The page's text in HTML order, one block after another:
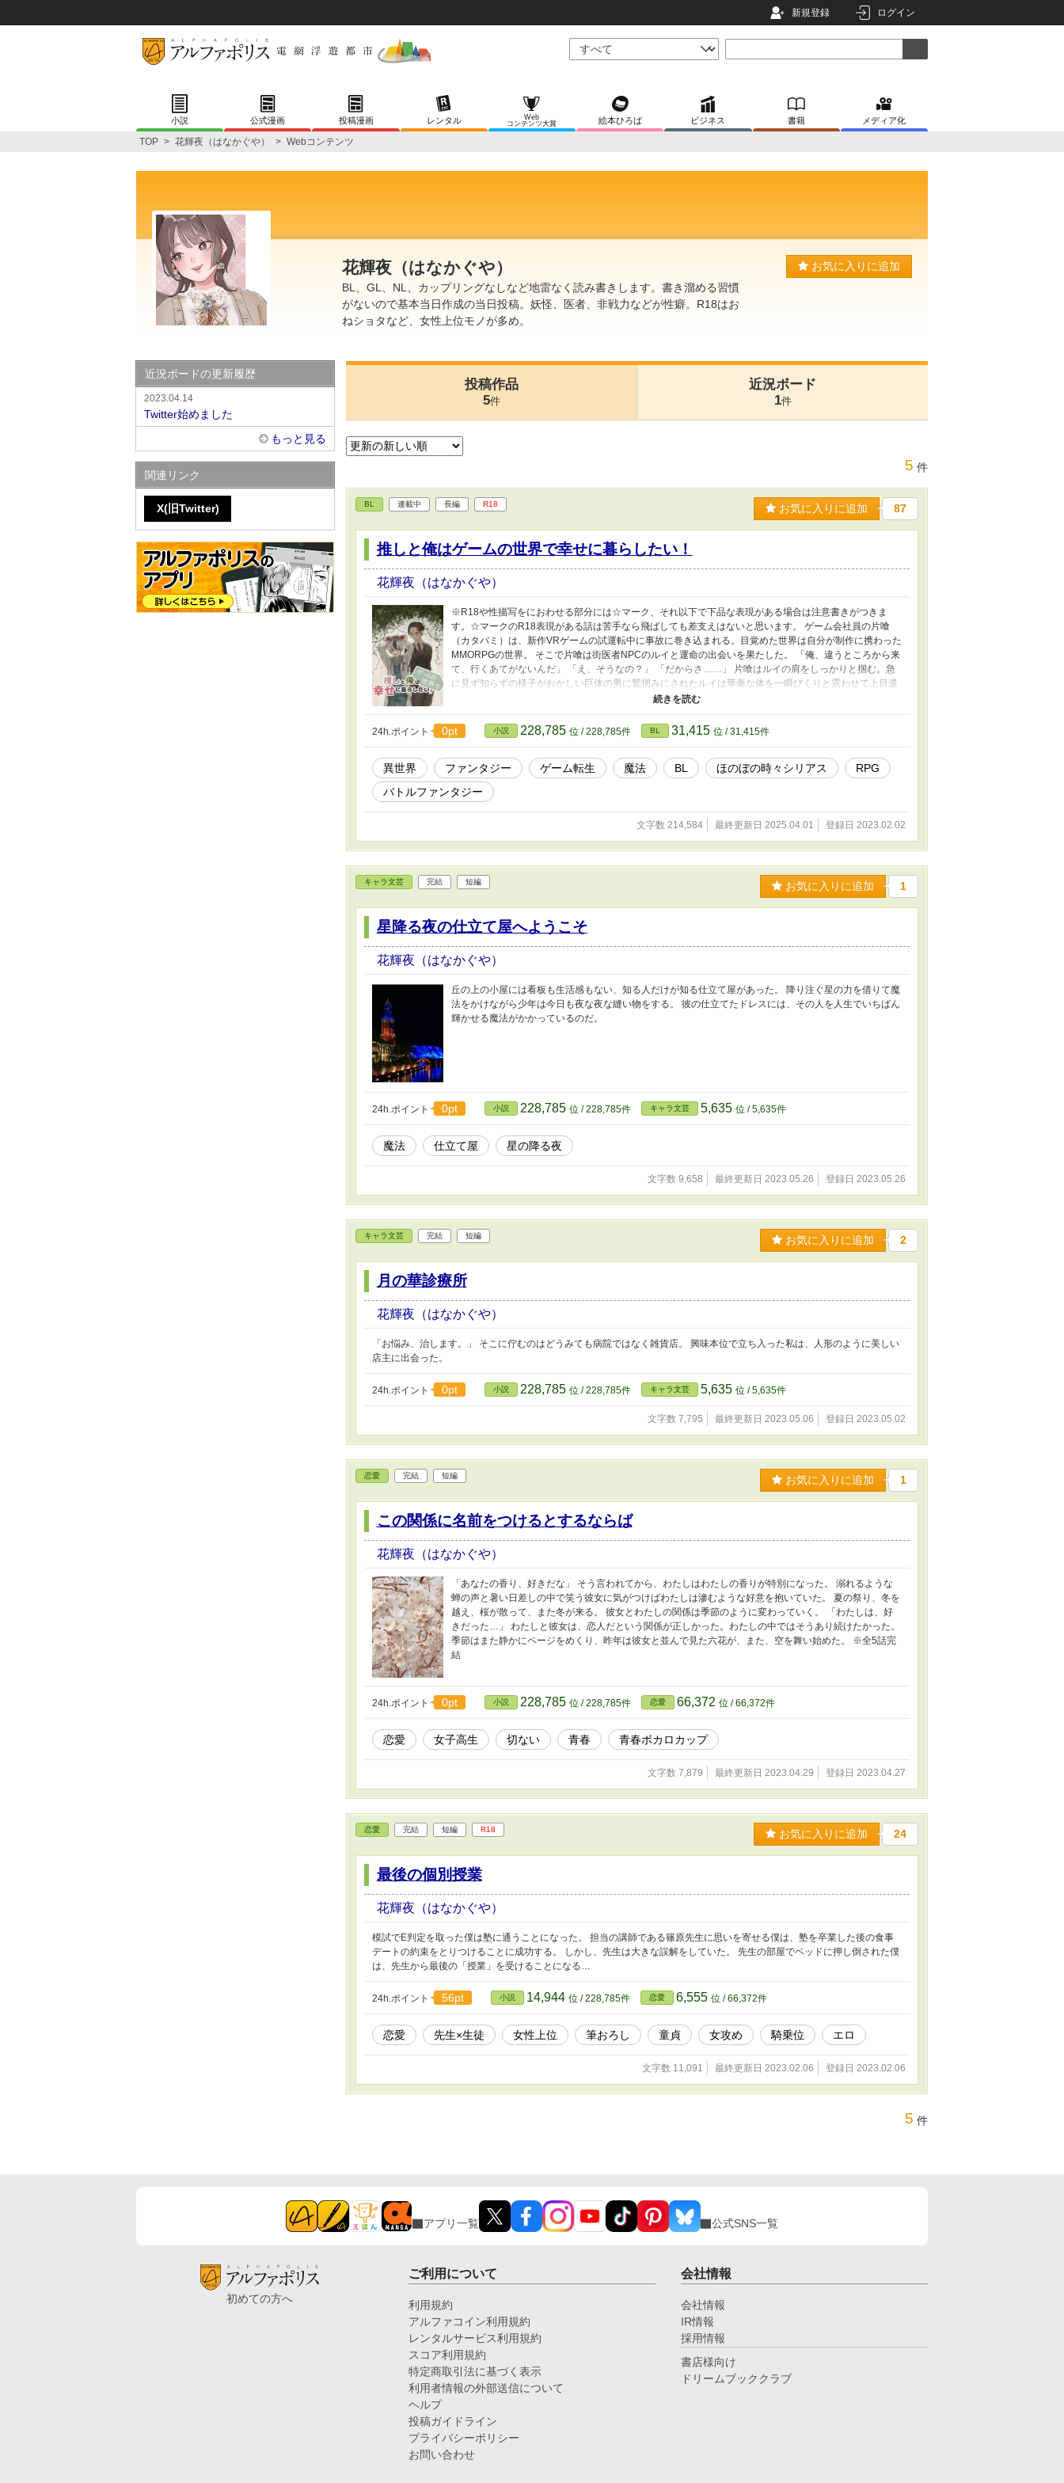
新規登録 ログイン
小説 公式漫画 投稿漫画 レンタル
Web
コンテンツ大賞
絵本ひろば ビジネス 書籍 メディア化
TOP > 花輝夜（はなかぐや） > Webコンテンツ
花輝夜（はなかぐや）
BL、GL、NL、カップリングなしなど地雷なく読み書きします。書き溜める習慣
がないので基本当日作成の当日投稿。妖怪、医者、非戦力などが性癖。R18はお
ねショタなど、女性上位モノが多め。
お気に入りに追加
投稿作品
5件
近況ボード
1件
5 件
BL 連載中 長編 R18 お気に入りに追加 87
推しと俺はゲームの世界で幸せに暮らしたい！
花輝夜（はなかぐや）
※R18や性描写をにおわせる部分には☆マーク、それ以下で下品な表現がある場合は注意書きがつきま
す。☆マークのR18表現がある話は苦手なら飛ばしても差支えはないと思います。 ゲーム会社員の片喰
（カタバミ）は、新作VRゲームの試運転中に事故に巻き込まれる。目覚めた世界は自分が制作に携わった
MMORPGの世界。 そこで片喰は街医者NPCのルイと運命の出会いを果たした。 「俺、違うところから来
て、行くあてがないんだ」 「え、そうなの？」 「だからさ……」 片喰はルイの肩をしっかりと掴む。急
に見ず知らずの様子がおかしい巨体の男に鷲掴みにされたルイは華奢な体を一瞬びくりと震わせて上目遣
いで片喰を見た。 これだ。 こだわって作った甲斐がある。 サンプルで何度も何度も作り直して、細部ま
でこだわった最高作。 「お前の家にしばらくおいてくれないか？」 片喰は、ルイ激推しこじらせオタク
であった。 ルイをアイドルのように推す片喰。 一緒にクエストを進めるうちに心境には変化があって…
「とこしえの愛ならくれてやる。ルイ、俺と生きて俺と死んでくれ」 ルイにはそれに応えられない理由が
持つド直球な男と、訳あり美青年医者の物語。
24h.ポイント 0pt 小説 228,785 位 / 228,785件 BL 31,415 位 / 31,415件
異世界 ファンタジー ゲーム転生 魔法 BL ほのぼの時々シリアス
RPG
バトルファンタジー
文字数 214,584 最終更新日 2025.04.01 登録日 2023.02.02
キャラ文芸 完結 短編 お気に入りに追加 1
星降る夜の仕立て屋へようこそ
花輝夜（はなかぐや）
丘の上の小屋には看板も生活感もない、知る人だけが知る仕立て屋があった。 降り注ぐ星の力を借りて魔
法をかけながら少年は今日も夜な夜な縫い物をする。 彼の仕立てたドレスには、その人を人生でいちばん
輝かせる魔法がかかっているのだ。
24h.ポイント 0pt 小説 228,785 位 / 228,785件 キャラ文芸 5,635 位 / 5,635件
魔法 仕立て屋 星の降る夜
文字数 9,658 最終更新日 2023.05.26 登録日 2023.05.26
キャラ文芸 完結 短編 お気に入りに追加 2
月の華診療所
花輝夜（はなかぐや）
「お悩み、治します。」 そこに佇むのはどうみても病院ではなく雑貨店。 興味本位で立ち入った私は、人形のように美しい
店主に出会った。
24h.ポイント 0pt 小説 228,785 位 / 228,785件 キャラ文芸 5,635 位 / 5,635件
文字数 7,795 最終更新日 2023.05.06 登録日 2023.05.02
恋愛 完結 短編 お気に入りに追加 1
この関係に名前をつけるとするならば
花輝夜（はなかぐや）
「あなたの香り、好きだな」 そう言われてから、わたしはわたしの香りが特別になった。 溺れるような
蝉の声と暑い日差しの中で笑う彼女に気がつけばわたしは滲むような好意を抱いていた。 夏の祭り、冬を
越え、桜が散って、また冬が来る。 彼女とわたしの関係は季節のように変わっていく。 「わたしは、好
きだった…」 わたしと彼女は、恋人だという関係が正しかった。わたしの中ではそうあり続けたかった。
季節はまた静かにページをめくり、昨年は彼女と並んで見た六花が、また、空を舞い始めた。 ※全5話完
結
24h.ポイント 0pt 小説 228,785 位 / 228,785件 恋愛 66,372 位 / 66,372件
恋愛 女子高生 切ない 青春 青春ボカロカップ
文字数 7,879 最終更新日 2023.04.29 登録日 2023.04.27
恋愛 完結 短編 R18 お気に入りに追加 24
最後の個別授業
花輝夜（はなかぐや）
模試でE判定を取った僕は塾に通うことになった。 担当の講師である篠原先生に思いを寄せる僕は、塾を卒業した後の食事
デートの約束をとりつけることに成功する。 しかし、先生は大きな誤解をしていた。 先生の部屋でベッドに押し倒された僕
は、先生から最後の「授業」を受けることになる…
24h.ポイント 56pt 小説 14,944 位 / 228,785件 恋愛 6,555 位 / 66,372件
恋愛 先生×生徒 女性上位 筆おろし 童貞 女攻め 騎乗位 エロ
文字数 11,091 最終更新日 2023.02.06 登録日 2023.02.06
5 件
近況ボードの更新履歴
2023.04.14
Twitter始めました
もっと見る
関連リンク
X(旧Twitter)
アプリ一覧 公式SNS一覧
初めての方へ
ご利用について
利用規約
アルファコイン利用規約
レンタルサービス利用規約
スコア利用規約
特定商取引法に基づく表示
利用者情報の外部送信について
ヘルプ
投稿ガイドライン
プライバシーポリシー
お問い合わせ
会社情報
会社情報
IR情報
採用情報
書店様向け
ドリームブッククラブ